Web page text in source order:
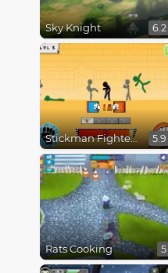
Sky Knight 6.2
Stickman Fighter Epic Battles 5.9
Rats Cooking 5